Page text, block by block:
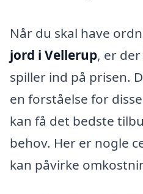
Når du skal have
jord i Vellerup, er
spiller ind på prisen.
en forståelse for
kan få det bedste
behov. Her er nogle
kan påvirke